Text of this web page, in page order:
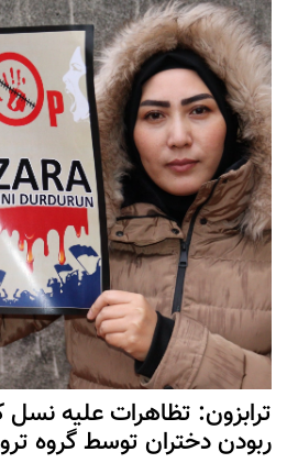
ترابزون: تظاهرات علیه
ربودن دختران توسط گروه